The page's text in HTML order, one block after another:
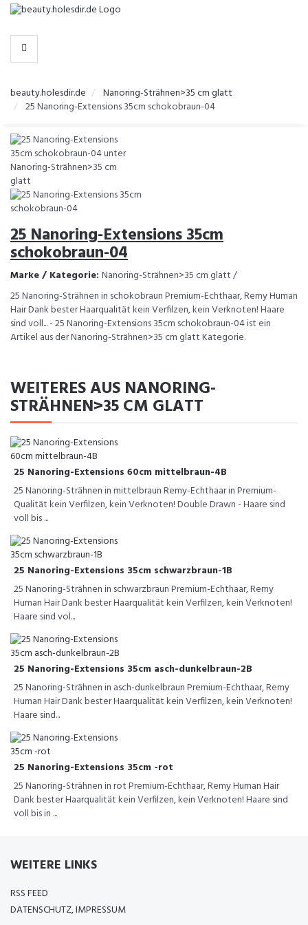
-
KATEGORIEN
beauty.holesdir.de
Nanoring-Strähnen>35 cm glatt
25 Nanoring-Extensions 35cm schokobraun-04
25 Nanoring-Extensions 35cm
schokobraun-04
Marke / Kategorie: Nanoring-Strähnen>35 cm glatt /
25 Nanoring-Strähnen in schokobraun Premium-Echthaar, Remy Human
Hair Dank bester Haarqualität kein Verfilzen, kein Verknoten! Haare
sind voll... - 25 Nanoring-Extensions 35cm schokobraun-04 ist ein
Artikel aus der Nanoring-Strähnen>35 cm glatt Kategorie.
WEITERES AUS NANORING-
STRÄHNEN>35 CM GLATT
25 Nanoring-Extensions 60cm mittelbraun-4B
25 Nanoring-Strähnen in mittelbraun Remy-Echthaar in Premium-
Qualität kein Verfilzen, kein Verknoten! Double Drawn - Haare sind
voll bis ...
25 Nanoring-Extensions 35cm schwarzbraun-1B
25 Nanoring-Strähnen in schwarzbraun Premium-Echthaar, Remy
Human Hair Dank bester Haarqualität kein Verfilzen, kein Verknoten!
Haare sind vol...
25 Nanoring-Extensions 35cm asch-dunkelbraun-2B
25 Nanoring-Strähnen in asch-dunkelbraun Premium-Echthaar, Remy
Human Hair Dank bester Haarqualität kein Verfilzen, kein Verknoten!
Haare sind...
25 Nanoring-Extensions 35cm -rot
25 Nanoring-Strähnen in rot Premium-Echthaar, Remy Human Hair
Dank bester Haarqualität kein Verfilzen, kein Verknoten! Haare sind
voll bis in ...
WEITERE LINKS
RSS FEED
DATENSCHUTZ, IMPRESSUM